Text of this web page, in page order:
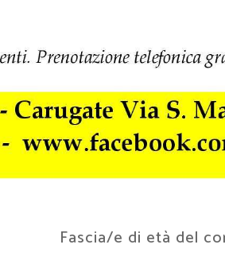
Fascia/e di età del